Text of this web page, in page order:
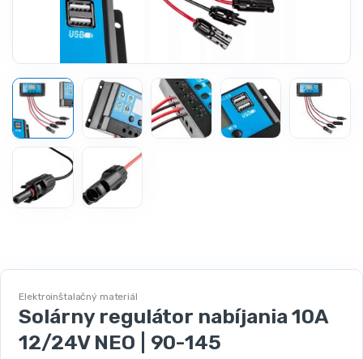
Elektroinštalačný materiál
Solárny regulátor nabíjania 10A
12/24V NEO | 90-145